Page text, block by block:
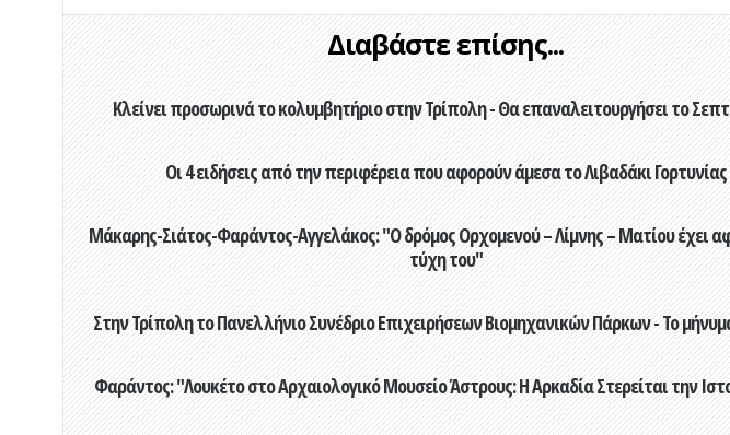
Διαβάστε επίσης...
Κλείνει προσωρινά το κολυμβητήριο στην Τρίπολη - Θα επαναλειτουργήσει το
Οι 4 ειδήσεις από την περιφέρεια που αφορούν άμεσα το Λιβαδάκι Γορτυνίας
Μάκαρης-Σιάτος-Φαράντος-Αγγελάκος: "Ο δρόμος Ορχομενού – Λίμνης – Ματίου έχει
τύχη του"
Στην Τρίπολη το Πανελλήνιο Συνέδριο Επιχειρήσεων Βιομηχανικών Πάρκων - Το
Φαράντος: "Λουκέτο στο Αρχαιολογικό Μουσείο Άστρους: Η Αρκαδία Στερείται την